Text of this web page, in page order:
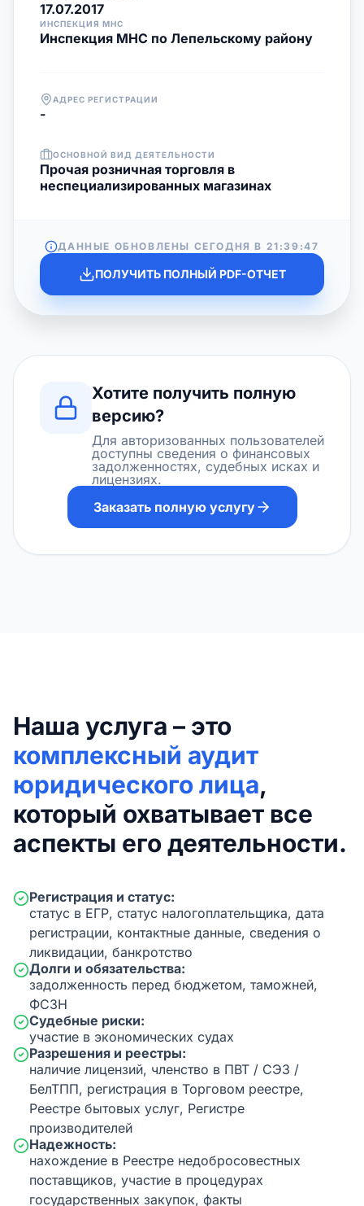
17.07.2017
ИНСПЕКЦИЯ МНС
Инспекция МНС по Лепельскому району
АДРЕС РЕГИСТРАЦИИ
-
ОСНОВНОЙ ВИД ДЕЯТЕЛЬНОСТИ
Прочая розничная торговля в
неспециализированных магазинах
ДАННЫЕ ОБНОВЛЕНЫ СЕГОДНЯ В 21:39:47
ПОЛУЧИТЬ ПОЛНЫЙ PDF-ОТЧЕТ
Хотите получить полную
версию?
Для авторизованных пользователей
доступны сведения о финансовых
задолженностях, судебных исках и
лицензиях.
Заказать полную услугу
Наша услуга – это
комплексный аудит
юридического лица,
который охватывает все
аспекты его деятельности.
Регистрация и статус:
статус в ЕГР, статус налогоплательщика, дата
регистрации, контактные данные, сведения о
ликвидации, банкротство
Долги и обязательства:
задолженность перед бюджетом, таможней,
ФСЗН
Судебные риски:
участие в экономических судах
Разрешения и реестры:
наличие лицензий, членство в ПВТ / СЭЗ /
БелТПП, регистрация в Торговом реестре,
Реестре бытовых услуг, Регистре
производителей
Надежность:
нахождение в Реестре недобросовестных
поставщиков, участие в процедурах
государственных закупок, факты